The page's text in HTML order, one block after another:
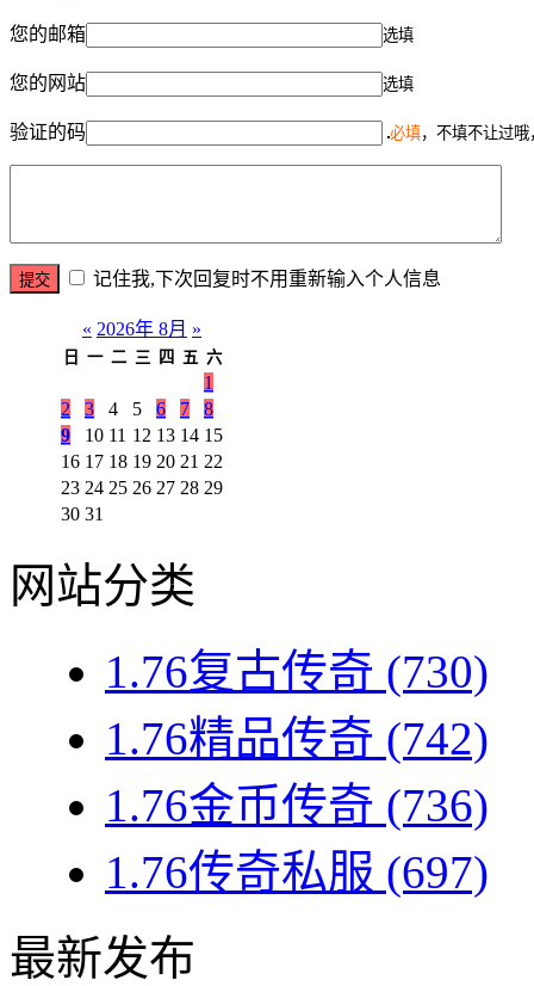
您的邮箱 选填
您的网站 选填
验证的码 必填，不填不让过
记住我,下次回复时不用重新输入个人信息
« 2026年 8月 »
日 一 二 三 四 五 六
1
2
3 4 5 6 7
8
9
10 11 12 13 14 15
16 17 18 19 20 21 22
23 24 25 26 27 28 29
30 31
网站分类
1.76复古传奇 (730)
1.76精品传奇 (742)
1.76金币传奇 (736)
1.76传奇私服 (697)
最新发布